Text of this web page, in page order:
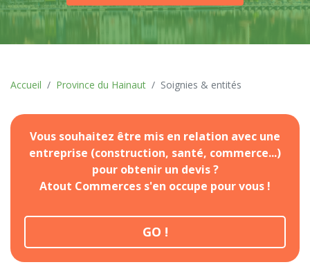
Accueil Province du Hainaut Soignies & entités
Vous souhaitez être mis en relation avec une
entreprise (construction, santé, commerce...)
pour obtenir un devis ?
Atout Commerces s'en occupe pour vous !
GO !